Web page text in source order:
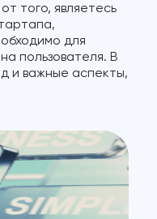
того, являетесь
для
пользователя. В
и важные аспекты,